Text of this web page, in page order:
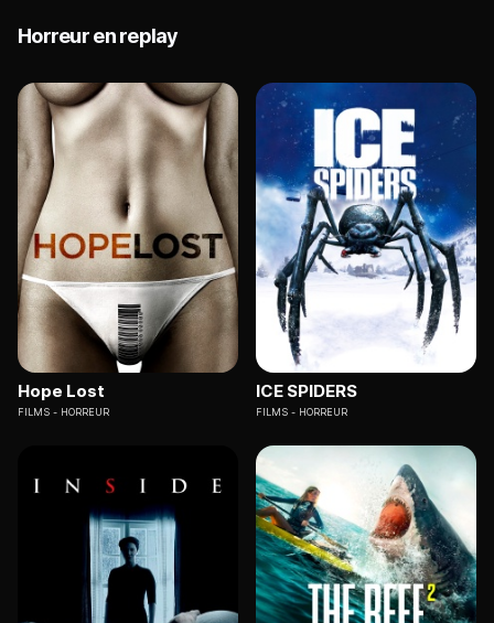
Horreur en replay
Hope Lost
FILMS HORREUR
ICE SPIDERS
FILMS HORREUR